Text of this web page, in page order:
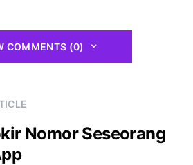
COMMENTS (0)
Nomor Seseorang